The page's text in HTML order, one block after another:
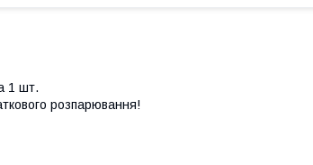
1 шт.
розпарювання!